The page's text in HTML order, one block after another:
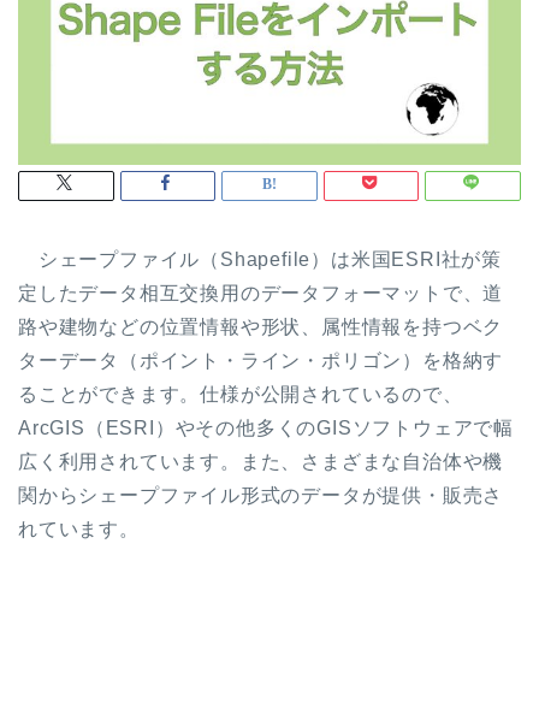
シェープファイル（Shapefile）は米国ESRI社が策
定したデータ相互交換用のデータフォーマットで、道
路や建物などの位置情報や形状、属性情報を持つベク
ターデータ（ポイント・ライン・ポリゴン）を格納す
ることができます。仕様が公開されているので、
ArcGIS（ESRI）やその他多くのGISソフトウェアで幅
広く利用されています。また、さまざまな自治体や機
関からシェープファイル形式のデータが提供・販売さ
れています。